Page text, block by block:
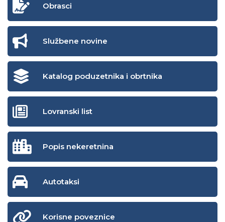
Obrasci
Službene novine
Katalog poduzetnika i obrtnika
Lovranski list
Popis nekeretnina
Autotaksi
Korisne poveznice